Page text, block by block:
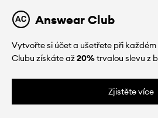
Answear Club
Vytvořte si účet a ušetřete při
Clubu získáte až20%trvalou slevu z
Zjistěte více